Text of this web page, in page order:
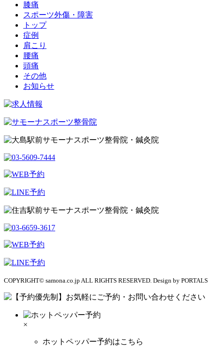
膝痛
スポーツ外傷・障害
トップ
症例
肩こり
腰痛
頭痛
その他
お知らせ
COPYRIGHT© samona.co.jp ALL RIGHTS RESERVED. Design by PORTALS
×
ホットペッパー予約はこちら